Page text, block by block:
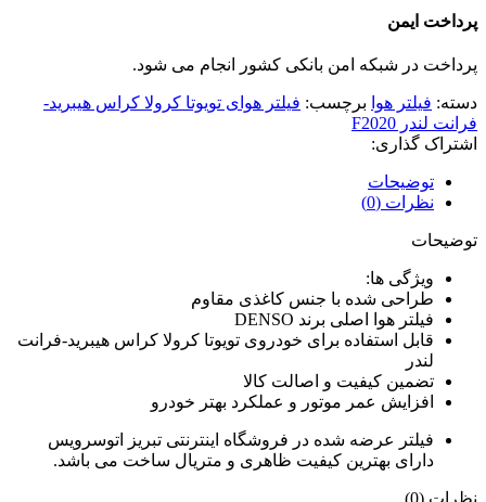
پرداخت ایمن
پرداخت در شبکه امن بانکی کشور انجام می شود.
دسته: فیلتر هوا برچسب: فیلتر هوای تویوتا کرولا کراس هیبرید-
فرانت لندر F2020
اشتراک گذاری:
توضیحات
نظرات (0)
توضیحات
ویژگی ها:
طراحی شده با جنس کاغذی مقاوم
فیلتر هوا اصلی برند DENSO
قابل استفاده برای خودروی تویوتا کرولا کراس هیبرید-فرانت
لندر
تضمین کیفیت و اصالت کالا
افزایش عمر موتور و عملکرد بهتر خودرو
فیلتر عرضه شده در فروشگاه اینترنتی تبریز اتوسرویس
دارای بهترین کیفیت ظاهری و متریال ساخت می باشد.